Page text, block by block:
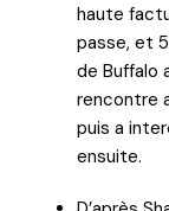
haute
passe, et
de Buffalo
rencontre
puis a
ensuite.